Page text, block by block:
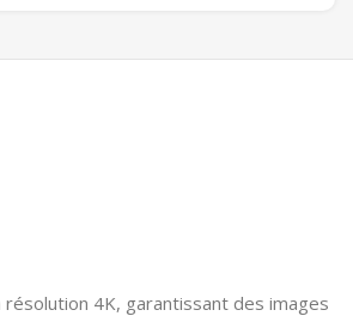
4K, garantissant des images